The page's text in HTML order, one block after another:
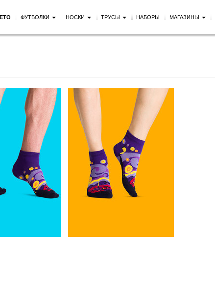
ФУТБОЛКИ НОСКИ ТРУСЫ НАБОРЫ МАГАЗИНЫ